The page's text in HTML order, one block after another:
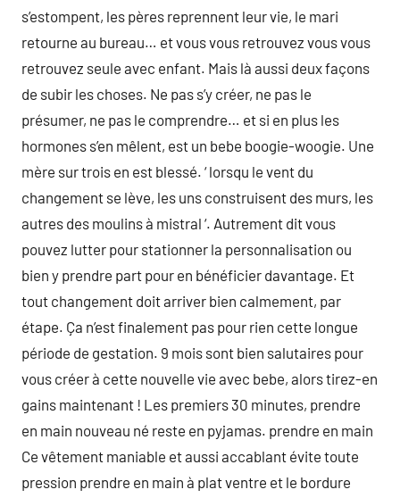
s’estompent, les pères reprennent leur vie, le mari
retourne au bureau… et vous vous retrouvez vous vous
retrouvez seule avec enfant. Mais là aussi deux façons
de subir les choses. Ne pas s’y créer, ne pas le
présumer, ne pas le comprendre… et si en plus les
hormones s’en mêlent, est un bebe boogie-woogie. Une
mère sur trois en est blessé. ‘ lorsqu le vent du
changement se lève, les uns construisent des murs, les
autres des moulins à mistral ‘. Autrement dit vous
pouvez lutter pour stationner la personnalisation ou
bien y prendre part pour en bénéficier davantage. Et
tout changement doit arriver bien calmement, par
étape. Ça n’est finalement pas pour rien cette longue
période de gestation. 9 mois sont bien salutaires pour
vous créer à cette nouvelle vie avec bebe, alors tirez-en
gains maintenant ! Les premiers 30 minutes, prendre
en main nouveau né reste en pyjamas. prendre en main
Ce vêtement maniable et aussi accablant évite toute
pression prendre en main à plat ventre et le bordure